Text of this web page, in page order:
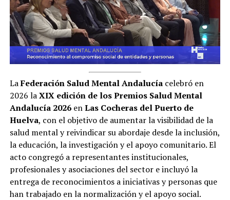
LaFederación Salud Mental Andalucíacelebró en
2026 laXIX edición de los Premios Salud Mental
Andalucía 2026enLas Cocheras del Puerto de
Huelva, con el objetivo de aumentar la visibilidad de la
salud mental y reivindicar su abordaje desde la inclusión,
la educación, la investigación y el apoyo comunitario. El
acto congregó a representantes institucionales,
profesionales y asociaciones del sector e incluyó la
entrega de reconocimientos a iniciativas y personas que
han trabajado en la normalización y el apoyo social.